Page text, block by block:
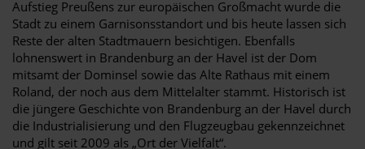
Aufstieg Preußens zur europäischen Großmacht wurde die
Stadt zu einem Garnisonsstandort und bis heute lassen sich
Reste der alten Stadtmauern besichtigen. Ebenfalls
lohnenswert in Brandenburg an der Havel ist der Dom
mitsamt der Dominsel sowie das Alte Rathaus mit einem
Roland, der noch aus dem Mittelalter stammt. Historisch ist
die jüngere Geschichte von Brandenburg an der Havel durch
die Industrialisierung und den Flugzeugbau gekennzeichnet
und gilt seit 2009 als „Ort der Vielfalt“.